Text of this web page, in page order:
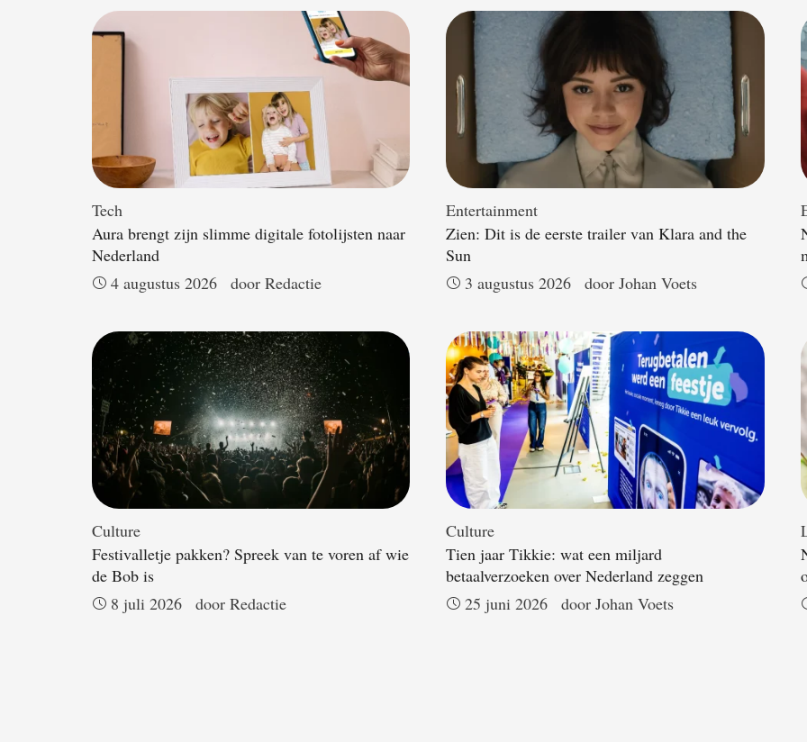
Tech
Aura brengt zijn slimme digitale fotolijsten naar
Nederland
4 augustus 2026
door Redactie
Entertainment
Zien: Dit is de eerste trailer van Klara and the
Sun
3 augustus 2026
door Johan Voets
Culture
Festivalletje pakken? Spreek van te voren af wie
de Bob is
8 juli 2026
door Redactie
Culture
Tien jaar Tikkie: wat een miljard
betaalverzoeken over Nederland zeggen
25 juni 2026
door Johan Voets